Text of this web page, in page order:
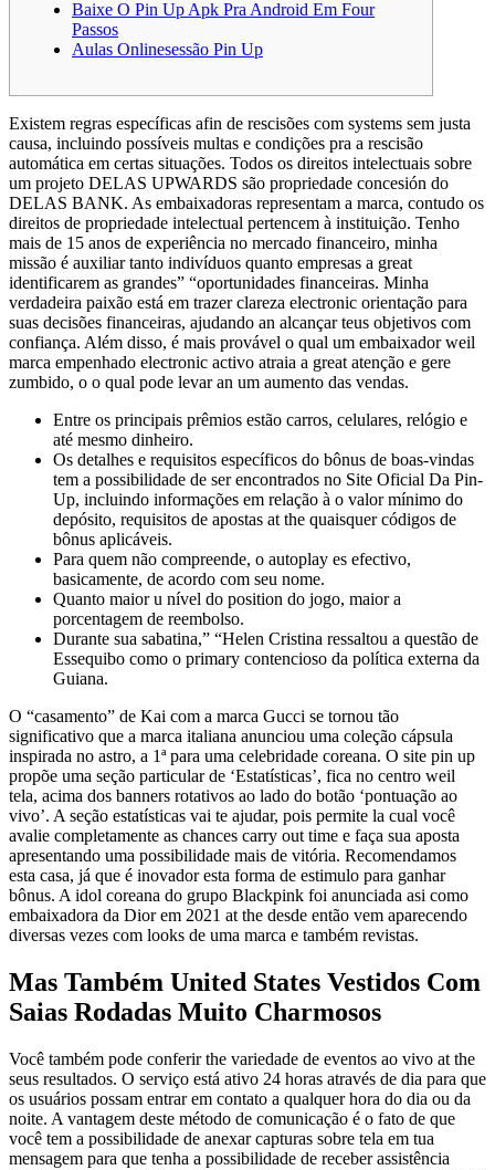
Baixe O Pin Up Apk Pra Android Em Four
Passos
Aulas Onlinesessão Pin Up
Existem regras específicas afin de rescisões com systems sem justa
causa, incluindo possíveis multas e condições pra a rescisão
automática em certas situações. Todos os direitos intelectuais sobre
um projeto DELAS UPWARDS são propriedade concesión do
DELAS BANK. As embaixadoras representam a marca, contudo os
direitos de propriedade intelectual pertencem à instituição. Tenho
mais de 15 anos de experiência no mercado financeiro, minha
missão é auxiliar tanto indivíduos quanto empresas a great
identificarem as grandes” “oportunidades financeiras. Minha
verdadeira paixão está em trazer clareza electronic orientação para
suas decisões financeiras, ajudando an alcançar teus objetivos com
confiança. Além disso, é mais provável o qual um embaixador weil
marca empenhado electronic activo atraia a great atenção e gere
zumbido, o o qual pode levar an um aumento das vendas.
Entre os principais prêmios estão carros, celulares, relógio e
até mesmo dinheiro.
Os detalhes e requisitos específicos do bônus de boas-vindas
tem a possibilidade de ser encontrados no Site Oficial Da Pin-
Up, incluindo informações em relação à o valor mínimo do
depósito, requisitos de apostas at the quaisquer códigos de
bônus aplicáveis.
Para quem não compreende, o autoplay es efectivo,
basicamente, de acordo com seu nome.
Quanto maior u nível do position do jogo, maior a
porcentagem de reembolso.
Durante sua sabatina,” “Helen Cristina ressaltou a questão de
Essequibo como o primary contencioso da política externa da
Guiana.
O “casamento” de Kai com a marca Gucci se tornou tão
significativo que a marca italiana anunciou uma coleção cápsula
inspirada no astro, a 1ª para uma celebridade coreana. O site pin up
propõe uma seção particular de ‘Estatísticas’, fica no centro weil
tela, acima dos banners rotativos ao lado do botão ‘pontuação ao
vivo’. A seção estatísticas vai te ajudar, pois permite la cual você
avalie completamente as chances carry out time e faça sua aposta
apresentando uma possibilidade mais de vitória. Recomendamos
esta casa, já que é inovador esta forma de estimulo para ganhar
bônus. A idol coreana do grupo Blackpink foi anunciada asi como
embaixadora da Dior em 2021 at the desde então vem aparecendo
diversas vezes com looks de uma marca e também revistas.
Mas Também United States Vestidos Com
Saias Rodadas Muito Charmosos
Você também pode conferir the variedade de eventos ao vivo at the
seus resultados. O serviço está ativo 24 horas através de dia para que
os usuários possam entrar em contato a qualquer hora do dia ou da
noite. A vantagem deste método de comunicação é o fato de que
você tem a possibilidade de anexar capturas sobre tela em tua
mensagem para que tenha a possibilidade de receber assistência